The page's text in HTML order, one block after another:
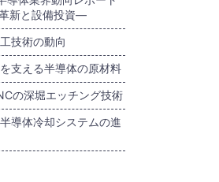
新と設備投資―
技術の動向
支える半導体の原材料
の深堀エッチング技術
導体冷却システムの進